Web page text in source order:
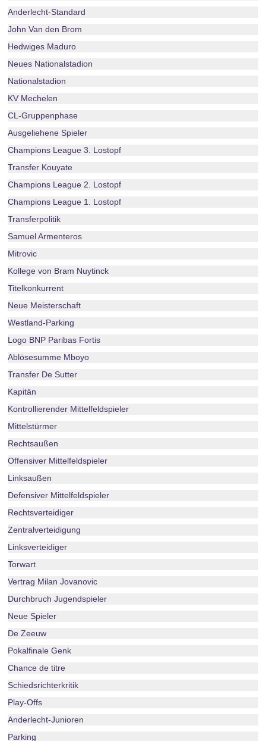
Anderlecht-Standard
John Van den Brom
Hedwiges Maduro
Neues Nationalstadion
Nationalstadion
KV Mechelen
CL-Gruppenphase
Ausgeliehene Spieler
Champions League 3. Lostopf
Transfer Kouyate
Champions League 2. Lostopf
Champions League 1. Lostopf
Transferpolitik
Samuel Armenteros
Mitrovic
Kollege von Bram Nuytinck
Titelkonkurrent
Neue Meisterschaft
Westland-Parking
Logo BNP Paribas Fortis
Ablösesumme Mboyo
Transfer De Sutter
Kapitän
Kontrollierender Mittelfeldspieler
Mittelstürmer
Rechtsaußen
Offensiver Mittelfeldspieler
Linksaußen
Defensiver Mittelfeldspieler
Rechtsverteidiger
Zentralverteidigung
Linksverteidiger
Torwart
Vertrag Milan Jovanovic
Durchbruch Jugendspieler
Neue Spieler
De Zeeuw
Pokalfinale Genk
Chance de titre
Schiedsrichterkritik
Play-Offs
Anderlecht-Junioren
Parking